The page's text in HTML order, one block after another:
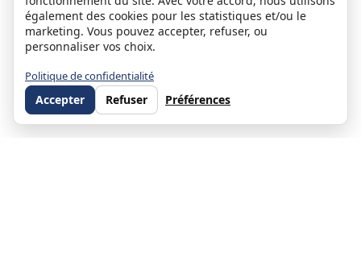
également des cookies pour les statistiques et/ou le
marketing. Vous pouvez accepter, refuser, ou
personnaliser vos choix.
Politique de confidentialité
Accepter Refuser Préférences